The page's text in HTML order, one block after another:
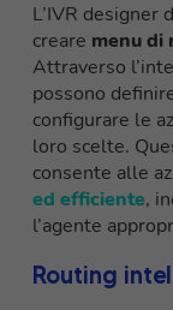
L’IVR designer
creare menu di
Attraverso
possono
configurare le
loro scelte.
consente alle
ed efficiente,
l’agente
Routing